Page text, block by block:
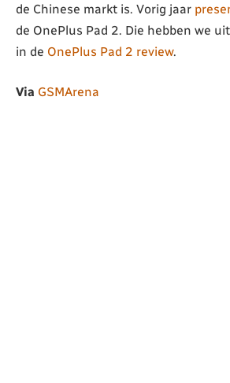
de Chinese markt is. Vorig jaar
de OnePlus Pad 2. Die hebben we
in de OnePlus Pad 2 review.
Via GSMArena